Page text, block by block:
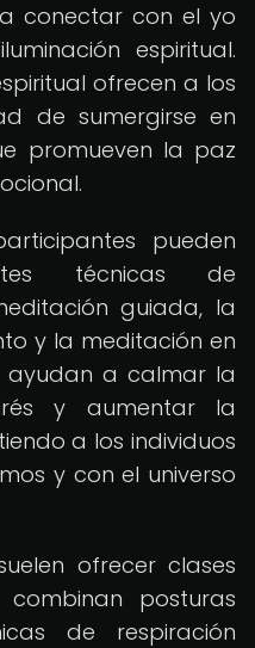
conectar con el yo
espiritual.
ofrecen a los
de sumergirse en
promueven la paz
pueden
técnicas de
guiada, la
y la meditación en
ayudan a calmar la
y aumentar la
a los individuos
y con el universo
ofrecer clases
posturas
de respiración